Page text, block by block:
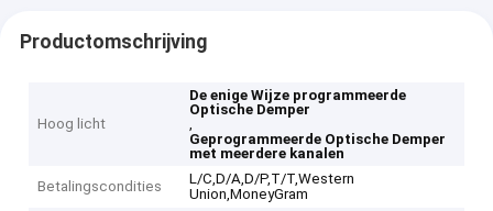
Productomschrijving
Hoog licht
De enige Wijze programmeerde
Optische Demper
,
Geprogrammeerde Optische Demper
met meerdere kanalen
Betalingscondities
L/C,D/A,D/P,T/T,Western
Union,MoneyGram